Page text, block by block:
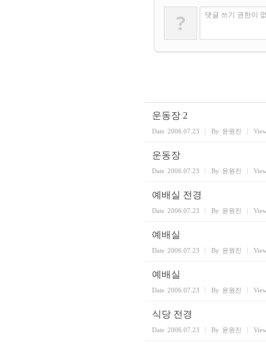
? 댓글 쓰기 권한이
운동장 2
Date 2006.07.23 By 윤원진
운동장
Date 2006.07.23 By 윤원진
예배실 전경
Date 2006.07.23 By 윤원진
예배실
Date 2006.07.23 By 윤원진
예배실
Date 2006.07.23 By 윤원진
식당 전경
Date 2006.07.23 By 윤원진